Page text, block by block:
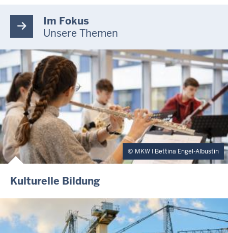
Im Fokus
Unsere Themen
MKW I Bettina Engel-Albustin
Kulturelle Bildung